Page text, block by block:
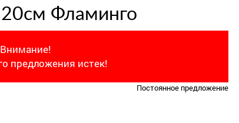
Фламинго
Внимание!
предложения истек!
Постоянное предложение